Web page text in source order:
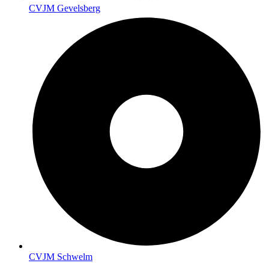
CVJM Gevelsberg
CVJM Schwelm